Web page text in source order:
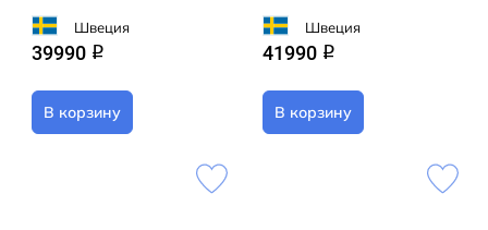
Швеция
39990 q
В корзину
Швеция
41990 q
В корзину